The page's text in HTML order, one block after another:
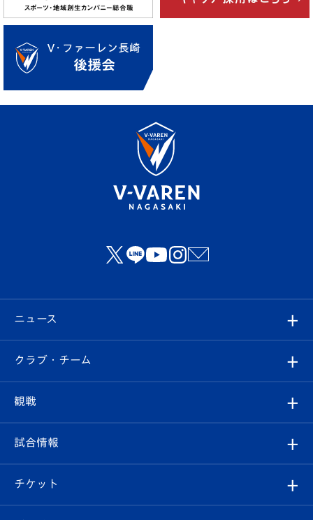
ニュース
すべて
クラブ
試合情報
クラブ・チーム
クラブ概要
エンブレム紹介
観戦
観戦ルール
はじめての観戦ガイド
試合情報
試合日程/結果
チケット